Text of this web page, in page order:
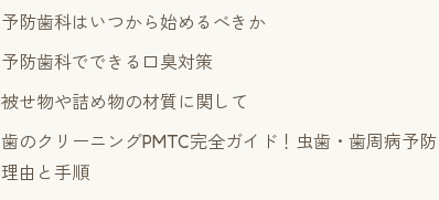
予防歯科はいつから始めるべきか
予防歯科でできる口臭対策
被せ物や詰め物の材質に関して
歯のクリーニングPMTC完全ガイド！虫歯・歯周病予
理由と手順